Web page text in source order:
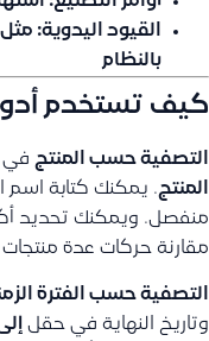
القيود اليدوية: مثل
بالنظام
كيف تستخدم
التصفية حسب المنتج في
المنتج. يمكنك كتابة اسم
منفصل. ويمكنك تحديد
مقارنة حركات عدة منتجات
التصفية حسب الفترة
وتاريخ النهاية في حقل